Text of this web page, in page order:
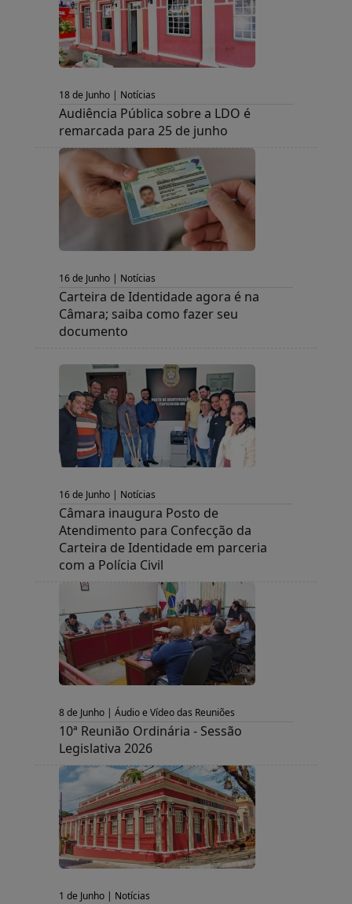
18 de Junho | Notícias
Audiência Pública sobre a LDO é
remarcada para 25 de junho
16 de Junho | Notícias
Carteira de Identidade agora é na
Câmara; saiba como fazer seu
documento
16 de Junho | Notícias
Câmara inaugura Posto de
Atendimento para Confecção da
Carteira de Identidade em parceria
com a Polícia Civil
8 de Junho | Áudio e Vídeo das Reuniões
10ª Reunião Ordinária - Sessão
Legislativa 2026
1 de Junho | Notícias